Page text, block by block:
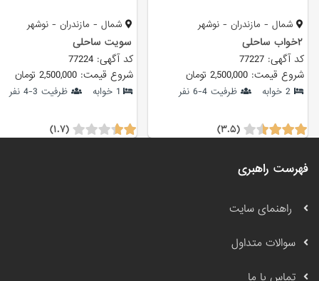
شمال - مازندران - نوشهر
۲خواب ساحلی
کد آگهی: 77227
شروع قیمت: 2,500,000 تومان
2 خوابه ظرفیت 4-6 نفر
(۳.۵)
شمال - مازندران - نوشهر
سویت ساحلی
کد آگهی: 77224
شروع قیمت: 2,500,000 تومان
1 خوابه ظرفیت 3-4 نفر
(۱.۷)
فهرست راهبری
راهنمای سایت
سوالات متداول
تماس با ما